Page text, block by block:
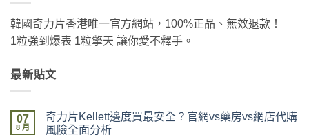
韓國奇力片香港唯一官方網站，100%正品、無效退款！
1粒強到爆表 1粒擎天 讓你愛不釋手。
最新貼文
07
8 月
奇力片Kellett邊度買最安全？官網vs藥房vs網店代購
風險全面分析